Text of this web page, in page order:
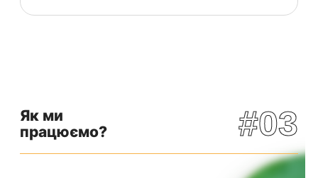
Як ми
працюємо?
#03